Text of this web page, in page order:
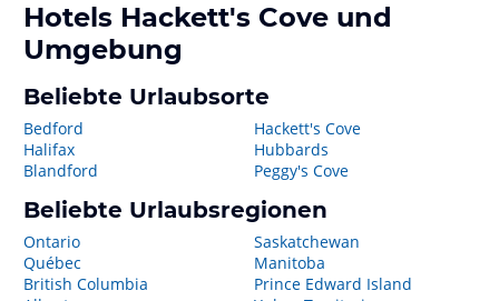
Hotels Hackett's Cove und
Umgebung
Beliebte Urlaubsorte
Bedford
Halifax
Blandford
Hackett's Cove
Hubbards
Peggy's Cove
Beliebte Urlaubsregionen
Ontario
Québec
British Columbia
Saskatchewan
Manitoba
Prince Edward Island